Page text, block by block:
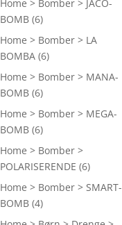
Home > Bomber > JACO-
BOMB (6)
Home > Bomber > LA
BOMBA (6)
Home > Bomber > MANA-
BOMB (6)
Home > Bomber > MEGA-
BOMB (6)
Home > Bomber >
POLARISERENDE (6)
Home > Bomber > SMART-
BOMB (4)